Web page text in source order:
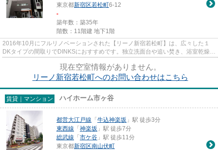
東京都新宿区若松町6-12
-
築年数：築35年
階数：11階建 地下1階
2016年10月にフルリノベーションされた【リーノ新宿若松町】は、広々した１
DKタイプの間取りでDINKSにおすすめです。独立洗面台や追い焚き、浴室乾燥機
現在空室情報がありません。
リーノ新宿若松町へのお問い合わせはこちら
賃貸｜マンション ハイホーム市ヶ谷
都営大江戸線 「 牛込神楽坂 」駅 徒歩3分
東西線 「 神楽坂 」駅 徒歩7分
総武線 「 市ケ谷 」駅 徒歩11分
東京都新宿区南山伏町